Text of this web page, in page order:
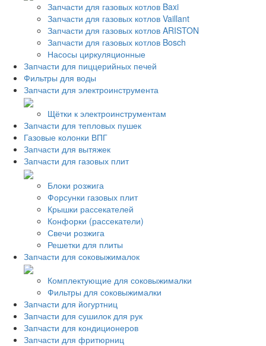
Запчасти для газовых котлов Baxi
Запчасти для газовых котлов Vaillant
Запчасти для газовых котлов ARISTON
Запчасти для газовых котлов Bosch
Насосы циркуляционные
Запчасти для пиццерийных печей
Фильтры для воды
Запчасти для электроинструмента
Щётки к электроинструментам
Запчасти для тепловых пушек
Газовые колонки ВПГ
Запчасти для вытяжек
Запчасти для газовых плит
Блоки розжига
Форсунки газовых плит
Крышки рассекателей
Конфорки (рассекатели)
Свечи розжига
Решетки для плиты
Запчасти для соковыжималок
Комплектующие для соковыжималки
Фильтры для соковыжималки
Запчасти для йогуртниц
Запчасти для сушилок для рук
Запчасти для кондиционеров
Запчасти для фритюрниц